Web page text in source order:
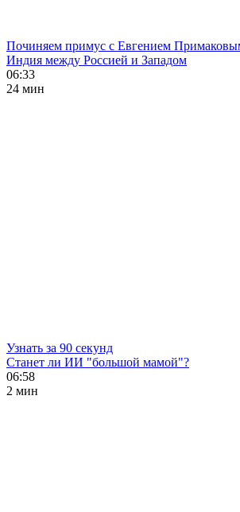
Починяем примус с Евгением
Индия между Россией и Западом
06:33
24 мин
Узнать за 90 секунд
Станет ли ИИ "большой мамой"?
06:58
2 мин